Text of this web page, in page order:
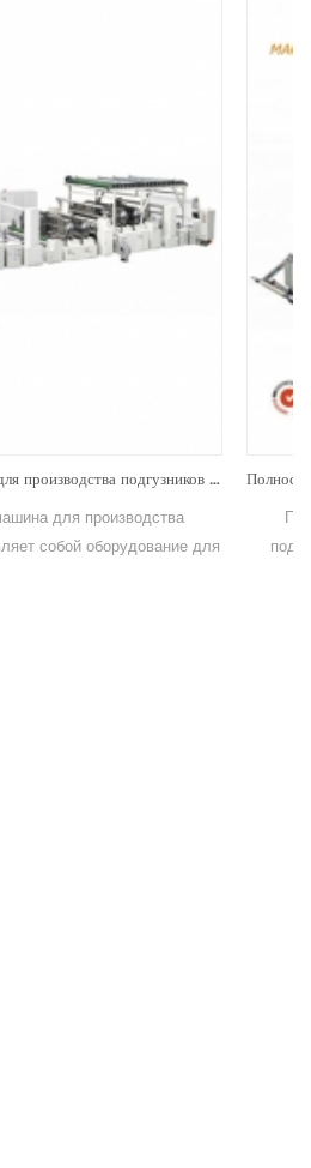
Полностью автоматическая машина для производства подгузников LE-120-CCM
машина для производства
представляет собой машину для